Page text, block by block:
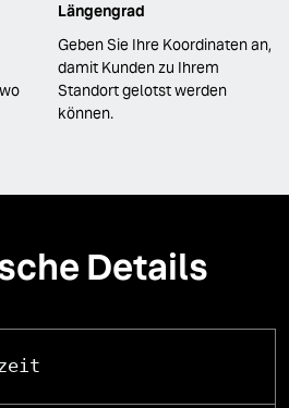
Längengrad
Geben Sie Ihre Koordinaten an,
damit Kunden zu Ihrem
Standort gelotst werden
können.
Details